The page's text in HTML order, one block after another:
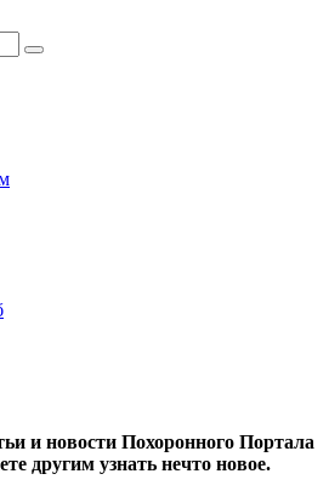
и новости Похоронного Портала
другим узнать нечто новое.